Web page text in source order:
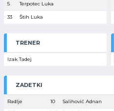
5 Terpotec Luka
33 Štih Luka
TRENER
Izak Tadej
ZADETKI
Radlje 10 Salihović Adnan